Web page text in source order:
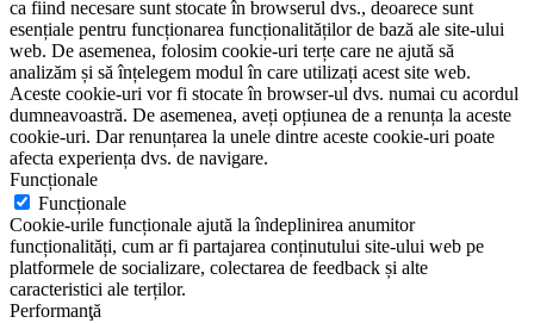
ca fiind necesare sunt stocate în browserul dvs., deoarece sunt
esențiale pentru funcționarea funcționalităților de bază ale site-ului
web. De asemenea, folosim cookie-uri terțe care ne ajută să
analizăm și să înțelegem modul în care utilizați acest site web.
Aceste cookie-uri vor fi stocate în browser-ul dvs. numai cu acordul
dumneavoastră. De asemenea, aveți opțiunea de a renunța la aceste
cookie-uri. Dar renunțarea la unele dintre aceste cookie-uri poate
afecta experiența dvs. de navigare.
Funcționale
Funcționale
Cookie-urile funcționale ajută la îndeplinirea anumitor
funcționalități, cum ar fi partajarea conținutului site-ului web pe
platformele de socializare, colectarea de feedback și alte
caracteristici ale terților.
Performanţă